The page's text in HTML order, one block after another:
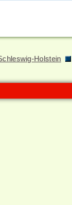
Holstein